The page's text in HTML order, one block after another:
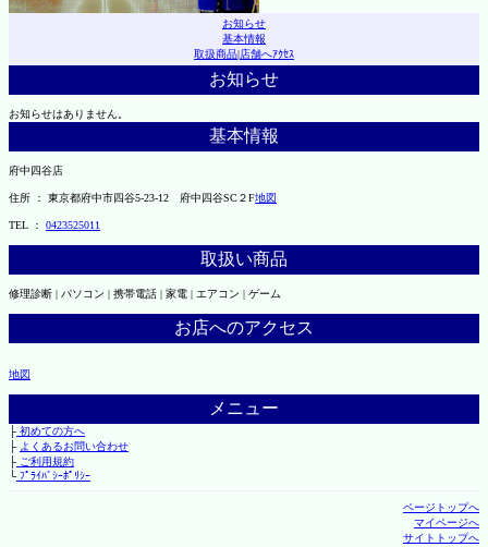
お知らせ
基本情報
取扱商品|店舗へｱｸｾｽ
お知らせ
お知らせはありません。
基本情報
府中四谷店
住所 ： 東京都府中市四谷5-23-12 府中四谷SC２F地図
TEL ： 0423525011
取扱い商品
修理診断 | パソコン | 携帯電話 | 家電 | エアコン | ゲーム
お店へのアクセス
地図
メニュー
├初めての方へ
├ よくあるお問い合わせ
├ご利用規約
└ﾌﾟﾗｲﾊﾞｼｰﾎﾟﾘｼｰ
ページトップへ
マイページへ
サイトトップへ